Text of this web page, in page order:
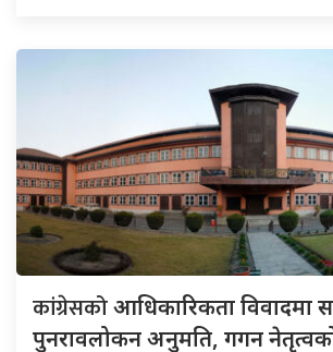
कांग्रेसकोआधिकारिकता विवादमा
पुनरावलोकन अनुमति, गगन